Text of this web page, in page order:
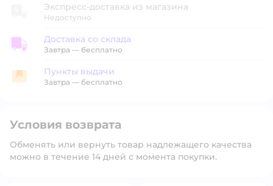
Экспресс-доставка из магазина
Недоступно
Доставка со склада
Доставка со склада
Завтра — бесплатно
Пункты выдачи
Пункты выдачи
Завтра — бесплатно
Условия возврата
Обменять или вернуть товар надлежащего качества
можно в течение 14 дней с момента покупки.